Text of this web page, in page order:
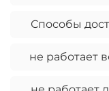
Способы
не работает